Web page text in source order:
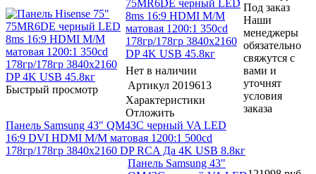
Быстрый просмотр
75MR6DE черный LED
8ms 16:9 HDMI M/M
матовая 1200:1 350cd
178гр/178гр 3840x2160
DP 4K USB 45.8кг
Нет в наличии
Артикул 2019613
Характеристики
Отложить
Под заказ
Наши
менеджеры
обязательно
свяжутся с
вами и
уточнят
условия
заказа
Панель Samsung 43" QM43C черный VA LED
16:9 DVI HDMI M/M матовая 1200:1 500cd
178гр/178гр 3840x2160 DP RCA Да 4K USB 8.8кг
Панель Samsung 43"